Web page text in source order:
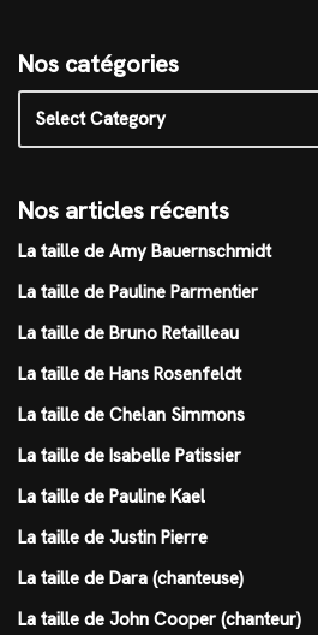
Nos catégories
Nos articles récents
La taille de Amy Bauernschmidt
La taille de Pauline Parmentier
La taille de Bruno Retailleau
La taille de Hans Rosenfeldt
La taille de Chelan Simmons
La taille de Isabelle Patissier
La taille de Pauline Kael
La taille de Justin Pierre
La taille de Dara (chanteuse)
La taille de John Cooper (chanteur)